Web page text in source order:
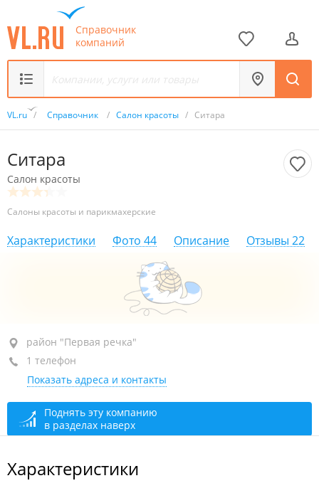
Справочник
компаний
VL.ru / Справочник / Салон красоты / Ситара
Ситара
Салон красоты
Салоны красоты и парикмахерские
Характеристики Фото 44 Описание Отзывы 22
район "Первая речка", пр-т Океанский, 101
1-й этаж
+7 984 191-94-79
сегодня закрыто
район "Первая речка"
1 телефон
Показать адреса и контакты
Поднять эту компанию
в разделах наверх
Характеристики